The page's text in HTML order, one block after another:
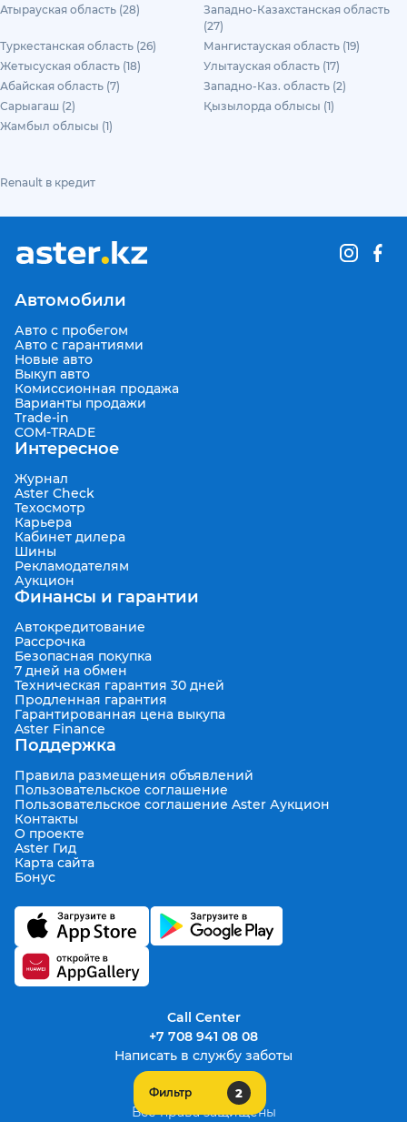
Фильтр 2
Атырауская область (28)
Западно-Казахстанская область
(27)
Туркестанская область (26)
Мангистауская область (19)
Жетысуская область (18)
Улытауская область (17)
Абайская область (7)
Западно-Каз. область (2)
Сарыагаш (2)
Қызылорда облысы (1)
Жамбыл облысы (1)
Renault в кредит
Автомобили
Авто с пробегом
Авто с гарантиями
Новые авто
Выкуп авто
Комиссионная продажа
Варианты продажи
Trade-in
COM-TRADE
Интересное
Журнал
Aster Check
Техосмотр
Карьера
Кабинет дилера
Шины
Рекламодателям
Аукцион
Финансы и гарантии
Автокредитование
Рассрочка
Безопасная покупка
7 дней на обмен
Техническая гарантия 30 дней
Продленная гарантия
Гарантированная цена выкупа
Aster Finance
Поддержка
Правила размещения объявлений
Пользовательское соглашение
Пользовательское соглашение Aster Аукцион
Контакты
О проекте
Aster Гид
Карта сайта
Бонус
Call Center
+7 708 941 08 08
Написать в службу заботы
support@aster.kz
Все права защищены